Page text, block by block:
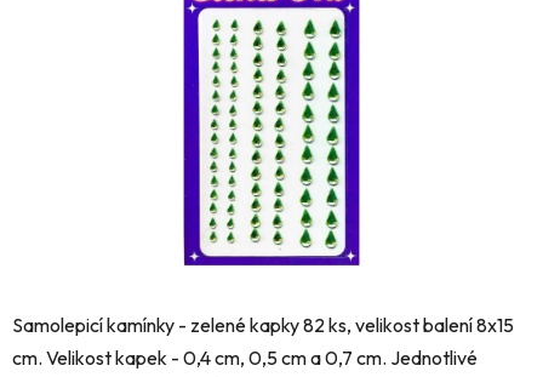
Samolepicí kamínky - zelené kapky 82 ks, velikost balení 8x15
cm. Velikost kapek - 0,4 cm, 0,5 cm a 0,7 cm. Jednotlivé